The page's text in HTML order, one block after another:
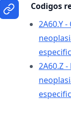
Codigos
2A60.Y
2A60.Z